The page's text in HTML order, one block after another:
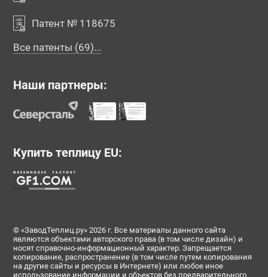
Патент № 118675
Все патенты (69)...
Наши партнеры:
Купить теплицу EU:
© «ЗаводТеплиц.ру» 2026 г. Все материалы данного сайта
являются объектами авторского права (в том числе дизайн) и
носят справочно-информационный характер. Запрещается
копирование, распространение (в том числе путем копирования
на другие сайты и ресурсы в Интернете) или любое иное
использование информации и объектов без предварительного